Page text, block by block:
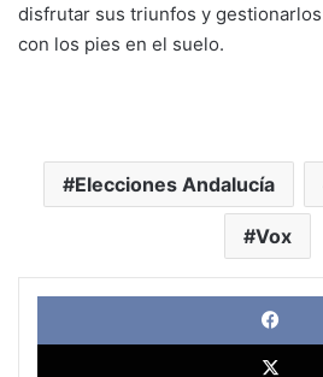
disfrutar sus triunfos y
con los pies en el suelo.
Elecciones Andalucía
Vox